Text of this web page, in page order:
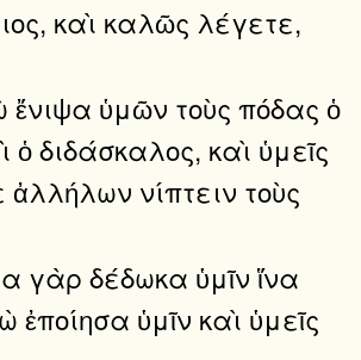
καὶ καλῶς λέγετε,
ἔνιψα ὑμῶν τοὺς πόδας ὁ
ὁ διδάσκαλος, καὶ ὑμεῖς
νίπτειν τοὺς
γὰρ δέδωκα ὑμῖν ἵνα
ἐποίησα ὑμῖν καὶ ὑμεῖς